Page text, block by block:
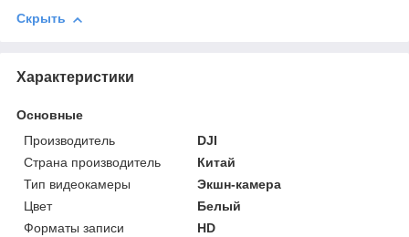
Скрыть
Характеристики
Основные
Производитель
DJI
Страна производитель
Китай
Тип видеокамеры
Экшн-камера
Цвет
Белый
Форматы записи
HD